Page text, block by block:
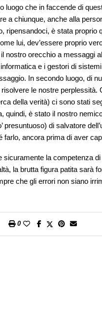
luogo che in faccende di
a chiunque, anche alla
ripensandoci, è stata proprio
lui, dev’essere proprio
nostro orecchio a messaggi
e i gestori di
In secondo luogo, di
le nostre perplessità.
della verità) ci sono stati
quindi, è stato il nostro
presuntuoso) di salvatore
ancora prima di aver
la competenza
la brutta figura patita sarà
che gli errori non siano
0